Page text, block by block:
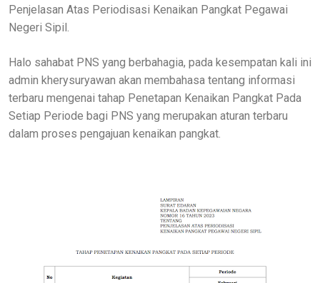
Penjelasan Atas Periodisasi Kenaikan Pangkat Pegawai
Negeri Sipil.
Halo sahabat PNS yang berbahagia, pada kesempatan kali ini
admin kherysuryawan akan membahasa tentang informasi
terbaru mengenai tahap Penetapan Kenaikan Pangkat Pada
Setiap Periode bagi PNS yang merupakan aturan terbaru
dalam proses pengajuan kenaikan pangkat.